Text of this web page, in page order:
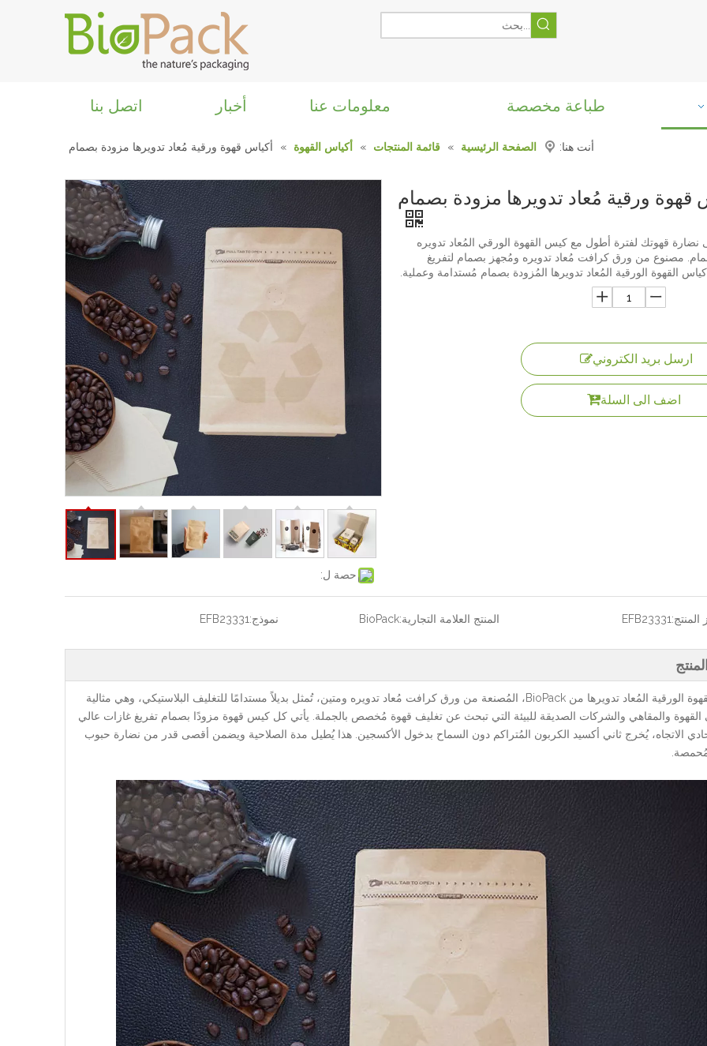
طباعة مخصصة معلومات عنا أخبار اتصل بنا
أنت هنا: الصفحة الرئيسية » قائمة المنتجات » أكياس القهوة » أكياس قهوة ورقية مُعاد تدويرها مزودة بصمام
حصة ل:
قهوة ورقية مُعاد تدويرها مزودة بصمام
قهوتك لفترة أطول مع كيس القهوة الورقي المُعاد تدويره
مصنوع من ورق كرافت مُعاد تدويره ومُجهز بصمام لتفريغ
القهوة الورقية المُعاد تدويرها المُزودة بصمام مُستدامة وعملية.
ارسل بريد الكتروني
اضف الى السلة
نموذج:EFB23331 المنتج العلامة التجارية:BioPack المنتج:EFB23331
أكياس القهوة الورقية المُعاد تدويرها من BioPack، المُصنعة من ورق كرافت مُعاد تدويره ومتين، تُمثل بديلاً مستدامًا للتغليف البلاستيكي، وهي مثالية
والمقاهي والشركات الصديقة للبيئة التي تبحث عن تغليف قهوة مُخصص بالجملة. يأتي كل كيس قهوة مزودًا بصمام تفريغ غازات عالي
الاتجاه، يُخرج ثاني أكسيد الكربون المُتراكم دون السماح بدخول الأكسجين. هذا يُطيل مدة الصلاحية ويضمن أقصى قدر من نضارة حبوب